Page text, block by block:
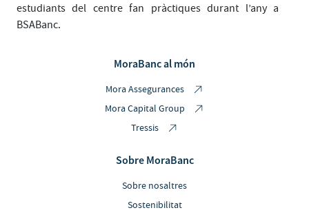
estudiants del centre fan pràctiques durant l’any a
BSABanc.
MoraBanc al món
Mora Assegurances
Mora Capital Group
Tressis
Sobre MoraBanc
Sobre nosaltres
Sostenibilitat